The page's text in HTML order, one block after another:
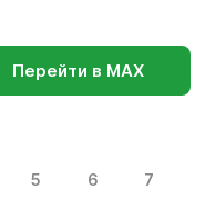
Перейти в МАХ
5 6 7